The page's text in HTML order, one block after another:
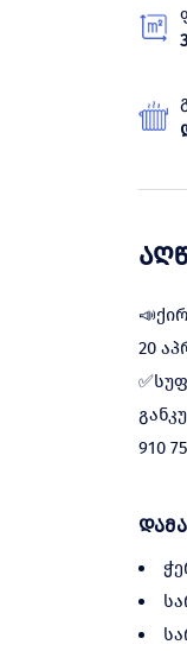
20
910